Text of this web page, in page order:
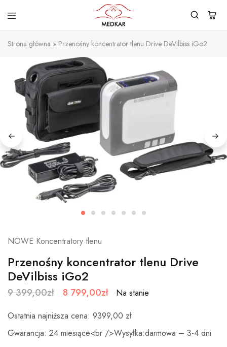
MEDKAR
Koncentratory
–
Urządzenia
do
tlenoterapii
–
Kondensatory
tlenu
–
Service
Strona główna » Przenośny koncentrator tlenu Drive DeVilbiss iGo2
NOWE Koncentratory tlenu
Przenośny koncentrator tlenu Drive
DeVilbiss iGo2
9 399,00zł 8 799,00zł
Na stanie
Ostatnia najniższa cena: 9399,00 zł
Gwarancja: 24 miesiące<br />Wysyłka:darmowa – 3-4 dni